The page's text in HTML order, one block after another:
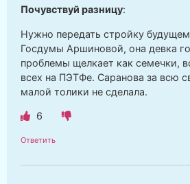
Почувствуй разницу:
Нужно передать стройку
Госдумы Аршиновой, она девка
проблемы щелкает как семечки,
всех на ПЭТФе. Саранова за всю
малой толики не сделала.
6
Ответить